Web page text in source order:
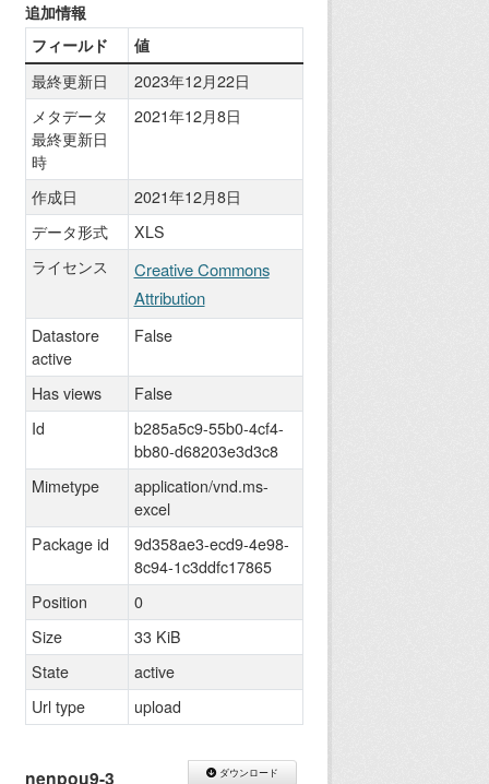
ダウンロード
nenpou9-3
追加情報
フィールド
値
最終更新日
2023年12月22日
メタデータ
最終更新日
時
2021年12月8日
作成日
2021年12月8日
データ形式
XLS
ライセンス
Creative Commons
Attribution
Datastore
active
False
Has views
False
Id
b285a5c9-55b0-4cf4-
bb80-d68203e3d3c8
Mimetype
application/vnd.ms-
excel
Package id
9d358ae3-ecd9-4e98-
8c94-1c3ddfc17865
Position
0
Size
33 KiB
State
active
Url type
upload